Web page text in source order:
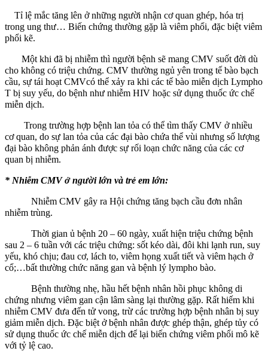
Tỉ lệ mắc tăng lên ở những người nhận cơ quan ghép, hóa trị
trong ung thư… Biến chứng thường gặp là viêm phổi, đặc biệt viêm
phổi kẽ.
Một khi đã bị nhiễm thì người bệnh sẽ mang CMV suốt đời dù
cho không có triệu chứng. CMV thường ngủ yên trong tế bào bạch
cầu, sự tái hoạt CMVcó thể xảy ra khi các tế bào miễn dịch Lympho
T bị suy yếu, do bệnh như nhiễm HIV hoặc sử dụng thuốc ức chế
miễn dịch.
Trong trường hợp bệnh lan tỏa có thể tìm thấy CMV ở nhiều
cơ quan, do sự lan tỏa của các đại bào chứa thể vùi nhưng số lượng
đại bào không phản ánh được sự rối loạn chức năng của các cơ
quan bị nhiễm.
* Nhiễm CMV ở người lớn và trẻ em lớn:
Nhiễm CMV gây ra Hội chứng tăng bạch cầu đơn nhân
nhiễm trùng.
Thời gian ủ bệnh 20 – 60 ngày, xuất hiện triệu chứng bệnh
sau 2 – 6 tuần với các triệu chứng: sốt kéo dài, đôi khi lạnh run, suy
yếu, khó chịu; đau cơ, lách to, viêm họng xuất tiết và viêm hạch ở
cổ;…bất thường chức năng gan và bệnh lý lympho bào.
Bệnh thường nhẹ, hầu hết bệnh nhân hồi phục không di
chứng nhưng viêm gan cận lâm sàng lại thường gặp. Rất hiếm khi
nhiễm CMV đưa đến tử vong, trừ các trường hợp bệnh nhân bị suy
giảm miễn dịch. Đặc biệt ở bệnh nhân được ghép thận, ghép tủy có
sử dụng thuốc ức chế miễn dịch để lại biến chứng viêm phổi mô kẽ
với tỷ lệ cao.